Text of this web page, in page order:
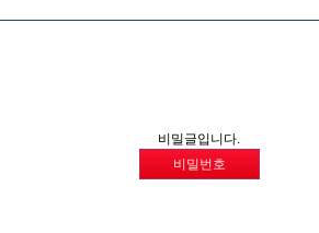
비밀글입니다.
비밀번호